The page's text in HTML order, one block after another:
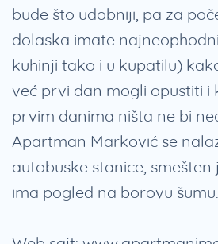
bude što udobniji, pa za
dolaska imate
kuhinji tako i u kupatilu)
već prvi dan mogli opustiti i
prvim danima ništa ne bi
Apartman Marković se
autobuske stanice,
ima pogled na borovu šumu.